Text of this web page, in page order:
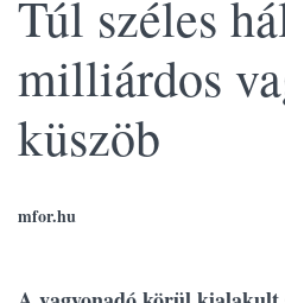
Túl széles
milliárdos
küszöb
mfor.hu